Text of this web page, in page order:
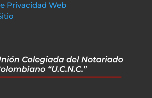
Privacidad Web